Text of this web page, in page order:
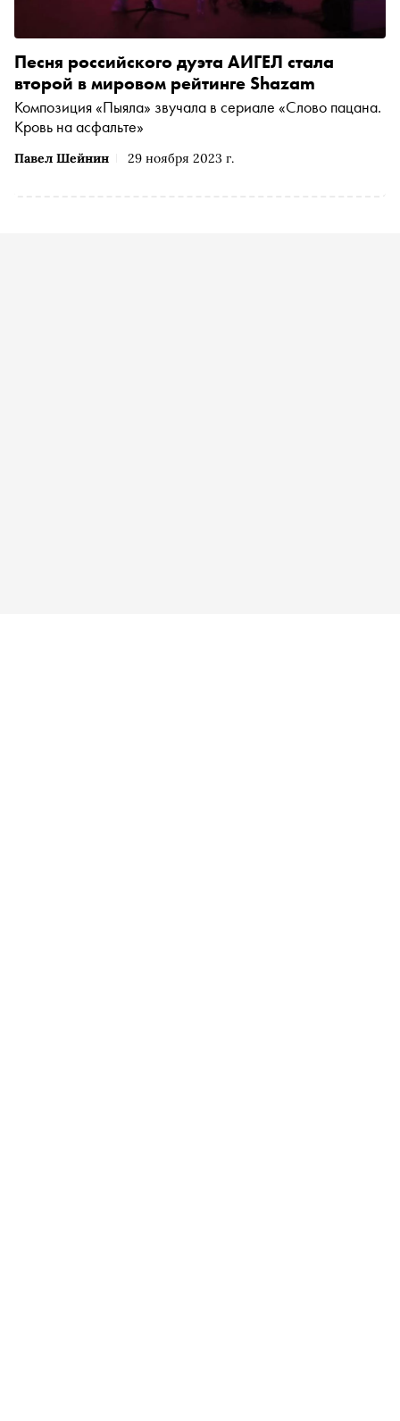
Павел Шейнин 29 ноября 2023 г.
Песня российского дуэта АИГЕЛ стала
второй в мировом рейтинге Shazam
Композиция «Пыяла» звучала в сериале «Слово пацана.
Кровь на асфальте»